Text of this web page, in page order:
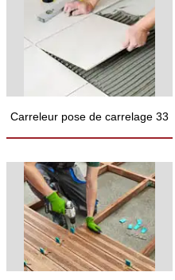
Carreleur pose de carrelage 33